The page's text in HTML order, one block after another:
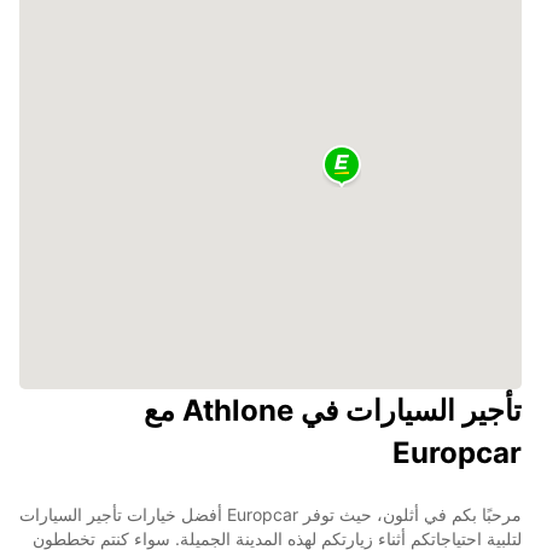
تأجير السيارات في Athlone مع
Europcar
مرحبًا بكم في أثلون، حيث توفر Europcar أفضل خيارات تأجير السيارات
لتلبية احتياجاتكم أثناء زيارتكم لهذه المدينة الجميلة. سواء كنتم تخططون